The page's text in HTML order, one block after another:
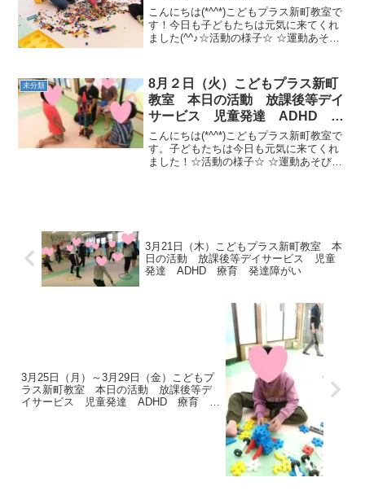
育 発達障がい
こんにちは(*^^*)こどもプラス新町教室で
す！今日も子どもたちは元気に来てくれ
ました(^^♪☆活動の様子☆ ☆運動あそび
ネクネ平均台→カラーストーン→カメコ
ースター］...
未分類
8月２日（火）こどもプラス新町
教室 本日の活動 放課後等デイ
サービス 児童発達 ADHD 療
育 発達障がい
こんにちは(*^^*)こどもプラス新町教室で
す。子どもたちは今日も元気に来てくれ
ました！☆活動の様子☆ ☆運動あそび
3月21日（木）こどもプラス新町教室 本
日の活動 放課後等デイサービス 児童
発達 ADHD 療育 発達障がい
3月25日（月）～3月29日（金）こどもプ
ラス新町教室 本日の活動 放課後等デ
イサービス 児童発達 ADHD 療育 発